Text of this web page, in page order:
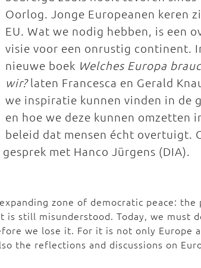
Oorlog. Jonge Europeanen keren
EU. Wat we nodig hebben, is een
visie voor een onrustig continent.
nieuwe boek Welches Europa
wir?laten Francesca en Gerald
we inspiratie kunnen vinden in de
en hoe we deze kunnen omzetten
beleid dat mensen écht overtuigt.
met Hanco Jürgens (DIA).
zone of democratic peace: the
still misunderstood. Today, we must
we lose it. For it is not only Europe
the reflections and discussions on